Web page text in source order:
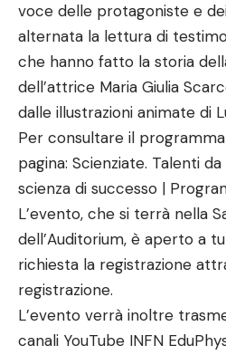
voce delle protagoniste e
alternata la lettura di
che hanno fatto la storia
dell’attrice Maria Giulia
dalle illustrazioni animate di
Per consultare il
pagina: Scienziate. Talenti
scienza di successo |
L’evento, che si terrà nella
dell’Auditorium, è aperto a
richiesta la registrazione
registrazione.
L’evento verrà inoltre
canali YouTube INFN